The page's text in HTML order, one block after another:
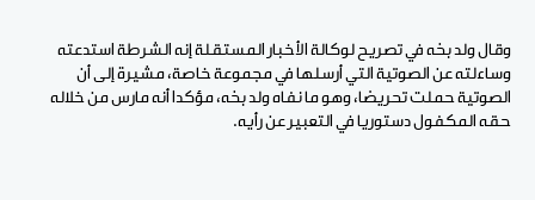
وقال ولد بخه في تصريح لوكالة الأخبار المستقلة إنه الشرطة استدعته
وساءلته عن الصوتية التي أرسلها في مجموعة خاصة، مشيرة إلى أن
الصوتية حملت تحريضا، وهو ما نفاه ولد بخه، مؤكدا أنه مارس من خلاله
حقه المكفول دستوريا في التعبير عن رأيه.